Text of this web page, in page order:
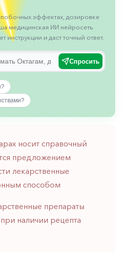
эффектах, дозировке
медицинская ИИ нейросеть
инструкции и даст точный ответ.
Спросить
носит справочный
предложением
лекарственные
способом
препараты
наличии рецепта